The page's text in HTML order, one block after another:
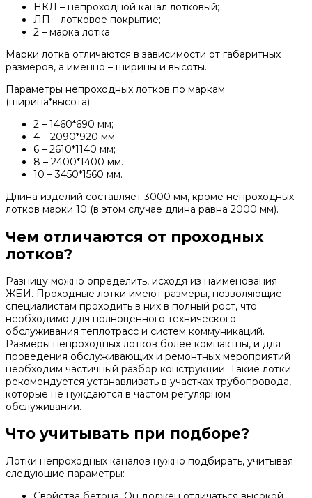
НКЛ – непроходной канал лотковый;
ЛП – лотковое покрытие;
2 – марка лотка.
Марки лотка отличаются в зависимости от габаритных
размеров, а именно – ширины и высоты.
Параметры непроходных лотков по маркам
(ширина*высота):
2 – 1460*690 мм;
4 – 2090*920 мм;
6 – 2610*1140 мм;
8 – 2400*1400 мм.
10 – 3450*1560 мм.
Длина изделий составляет 3000 мм, кроме непроходных
лотков марки 10 (в этом случае длина равна 2000 мм).
Чем отличаются от проходных
лотков?
Разницу можно определить, исходя из наименования
ЖБИ. Проходные лотки имеют размеры, позволяющие
специалистам проходить в них в полный рост, что
необходимо для полноценного технического
обслуживания теплотрасс и систем коммуникаций.
Размеры непроходных лотков более компактны, и для
проведения обслуживающих и ремонтных мероприятий
необходим частичный разбор конструкции. Такие лотки
рекомендуется устанавливать в участках трубопровода,
которые не нуждаются в частом регулярном
обслуживании.
Что учитывать при подборе?
Лотки непроходных каналов нужно подбирать, учитывая
следующие параметры: